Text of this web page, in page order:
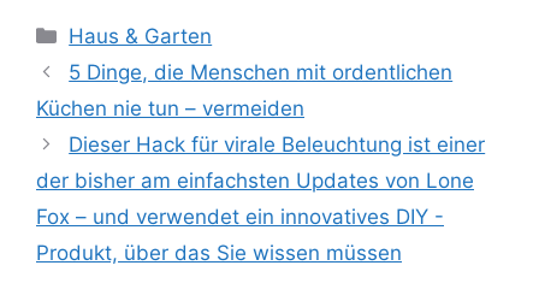
Kategorien
Haus & Garten
5 Dinge, die Menschen mit ordentlichen
Küchen nie tun – vermeiden
Dieser Hack für virale Beleuchtung ist einer
der bisher am einfachsten Updates von Lone
Fox – und verwendet ein innovatives DIY -
Produkt, über das Sie wissen müssen